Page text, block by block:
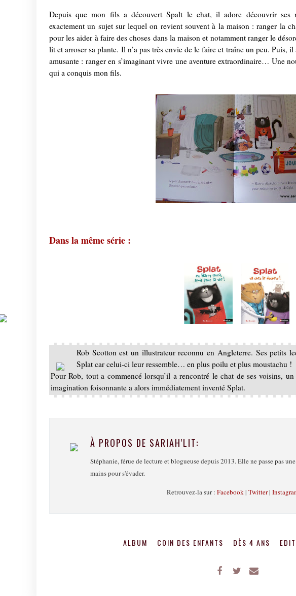
Depuis que mon fils a découvert Spalt le chat, il adore découvrir ses
exactement un sujet sur lequel on revient souvent à la maison : ranger la
pour les aider à faire des choses dans la maison et notamment ranger le
lit et arroser sa plante. Il n’a pas très envie de le faire et traîne un peu. Puis,
amusante : ranger en s’imaginant vivre une aventure extraordinaire… Une
qui a conquis mon fils.
Dans la même série :
Rob Scotton est un illustrateur reconnu en Angleterre. Ses petits
Splat car celui-ci leur ressemble… en plus poilu et plus moustachu !
Pour Rob, tout a commencé lorsqu’il a rencontré le chat de ses voisins,
imagination foisonnante a alors immédiatement inventé Splat.
À PROPOS DE SARIAH'LIT:
Stéphanie, férue de lecture et blogueuse depuis 2013. Elle ne passe pas
mains pour s'évader.
Retrouvez-la sur : Facebook | Twitter|
ALBUM COIN DES ENFANTS DÈS 4 ANS